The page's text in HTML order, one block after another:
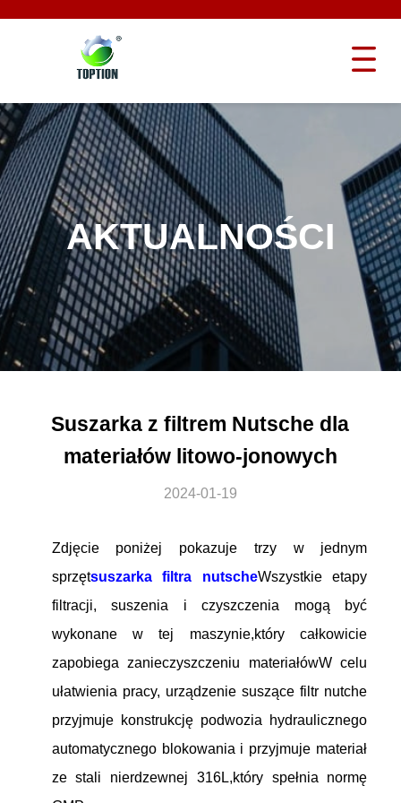
AKTUALNOŚCI
Suszarka z filtrem Nutsche dla
materiałów litowo-jonowych
2024-01-19
Zdjęcie poniżej pokazuje trzy w jednym
sprzętsuszarka filtra nutscheWszystkie etapy
filtracji, suszenia i czyszczenia mogą być
wykonane w tej maszynie,który całkowicie
zapobiega zanieczyszczeniu materiałówW celu
ułatwienia pracy, urządzenie suszące filtr nutche
przyjmuje konstrukcję podwozia hydraulicznego
automatycznego blokowania i przyjmuje materiał
ze stali nierdzewnej 316L,który spełnia normę